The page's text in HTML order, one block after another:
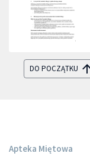
DO POCZĄTKU
Apteka Miętowa